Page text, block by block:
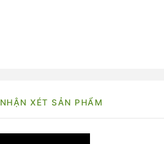
NHẬN XÉT SẢN PHẨM